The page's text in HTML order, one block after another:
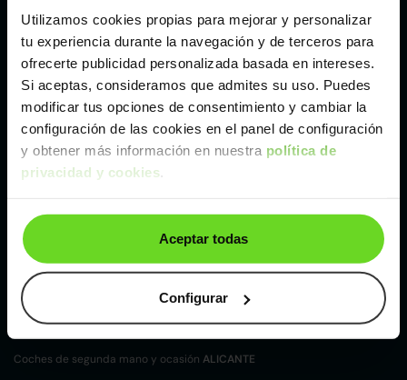
Utilizamos cookies propias para mejorar y personalizar
tu experiencia durante la navegación y de terceros para
ofrecerte publicidad personalizada basada en intereses.
Si aceptas, consideramos que admites su uso. Puedes
modificar tus opciones de consentimiento y cambiar la
configuración de las cookies en el panel de configuración
y obtener más información en nuestra política de
privacidad y cookies.
Aceptar todas
Configurar
Málaga
Valencia
Zaragoza
BYD Dolphin de segunda mano y ocasión
Coches desegunda mano y ocasión por
localización
Coches de segunda mano y ocasiónALBACETE
Coches de segunda mano y ocasión ALICANTE